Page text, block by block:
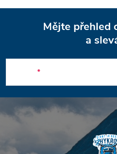
p
a
t
í
Mějte přehled
a